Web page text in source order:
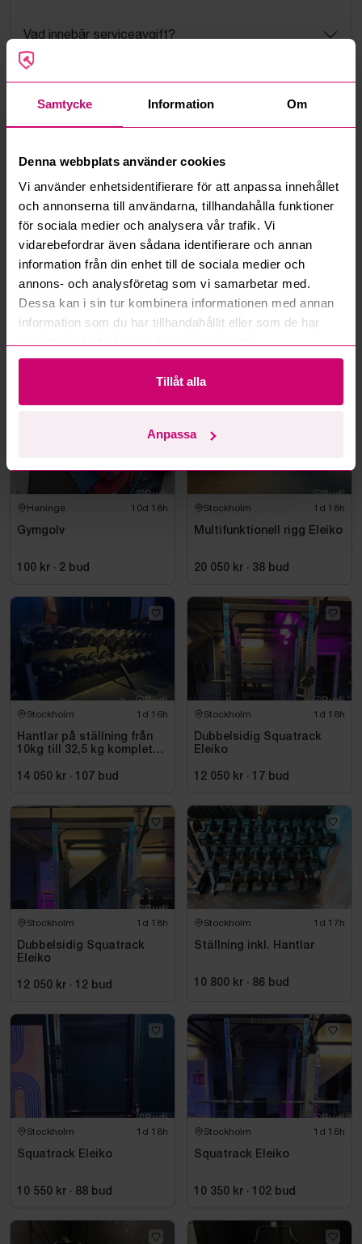
Samtycke Information Om
Denna webbplats använder cookies
Vi använder enhetsidentifierare för att anpassa innehållet
och annonserna till användarna, tillhandahålla funktioner
för sociala medier och analysera vår trafik. Vi
vidarebefordrar även sådana identifierare och annan
information från din enhet till de sociala medier och
annons- och analysföretag som vi samarbetar med.
Dessa kan i sin tur kombinera informationen med annan
information som du har tillhandahållit eller som de har
Tillåt alla
Anpassa
Vad innebär serviceavgift?
Hur fungerar budmotorn?
Kan jag ångra ett bud?
Kan ni frakta mina vunna objekt?
Läs fler frågor och svar
Haninge 10d 18h
Gymgolv
100 kr · 2 bud
Stockholm 1d 18h
Multifunktionell rigg Eleiko
20 050 kr · 38 bud
Stockholm 1d 16h
Hantlar på ställning från
10kg till 32,5 kg komplett
14 050 kr · 107 bud
Stockholm 1d 18h
Dubbelsidig Squatrack
Eleiko
12 050 kr · 17 bud
Stockholm 1d 18h
Dubbelsidig Squatrack
Eleiko
12 050 kr · 12 bud
Stockholm 1d 17h
Ställning inkl. Hantlar
10 800 kr · 86 bud
Stockholm 1d 18h
Squatrack Eleiko
10 550 kr · 88 bud
Stockholm 1d 18h
Squatrack Eleiko
10 350 kr · 102 bud